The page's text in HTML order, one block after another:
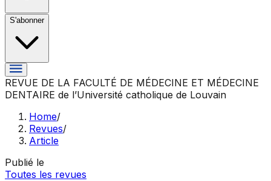
S'abonner
REVUE DE LA FACULTÉ DE MÉDECINE ET MÉDECINE
DENTAIRE de l’Université catholique de Louvain
Home/
Revues/
Article
Publié le
Toutes les revues